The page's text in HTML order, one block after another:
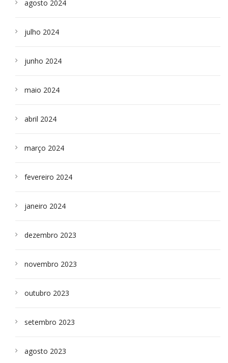
agosto 2024
julho 2024
junho 2024
maio 2024
abril 2024
março 2024
fevereiro 2024
janeiro 2024
dezembro 2023
novembro 2023
outubro 2023
setembro 2023
agosto 2023